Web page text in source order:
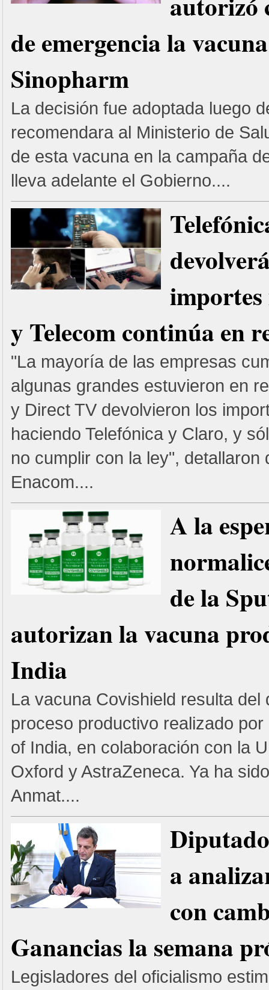
de emergencia la
Sinopharm
La decisión fue adoptada luego
recomendara al Ministerio de
de esta vacuna en la campaña
lleva adelante el Gobierno....
y Telecom continúa en
"La mayoría de las empresas
algunas grandes estuvieron en
y Direct TV devolvieron los
haciendo Telefónica y Claro, y
no cumplir con la ley", detallaron
Enacom....
A la
de la
autorizan la vacuna
India
La vacuna Covishield resulta del
proceso productivo realizado
of India, en colaboración con la
Oxford y AstraZeneca. Ya ha
Anmat....
a
con
Ganancias la semana
Legisladores del oficialismo